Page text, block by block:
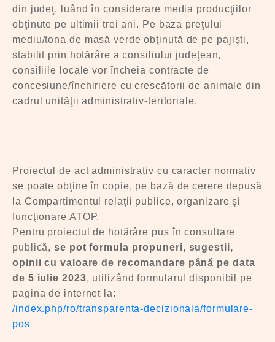
din judeţ, luând în considerare media producţiilor
obţinute pe ultimii trei ani. Pe baza preţului
mediu/tona de masă verde obţinută de pe pajişti,
stabilit prin hotărâre a consiliului judeţean,
consiliile locale vor încheia contracte de
concesiune/închiriere cu crescătorii de animale din
cadrul unităţii administrativ-teritoriale.
Proiectul de act administrativ cu caracter normativ
se poate obţine în copie, pe bază de cerere depusă
la Compartimentul relaţii publice, organizare şi
funcţionare ATOP.
Pentru proiectul de hotărâre pus în consultare
publică,se pot formula propuneri, sugestii,
opinii cu valoare de recomandare până pe data
de 5 iulie 2023, utilizând formularul disponibil pe
pagina de internet la:
/index.php/ro/transparenta-decizionala/formulare-
pos